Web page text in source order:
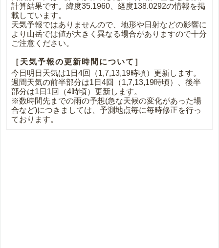
計算結果です。緯度35.1960、経度138.0292の情報を掲
載しています。
天気予報ではありませんので、地形や日射などの影響に
より山岳では値が大きく異なる場合がありますので十分
ご注意ください。
［天気予報の更新時間について］
今日明日天気は1日4回（1,7,13,19時頃）更新します。
週間天気の前半部分は1日4回（1,7,13,19時頃）、後半
部分は1日1回（4時頃）更新します。
※数時間先までの雨の予想(急な天候の変化があった場
合など)につきましては、予測地点毎に毎時修正を行っ
ております。